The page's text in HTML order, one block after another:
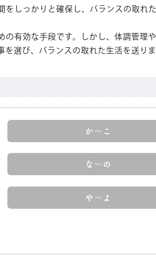
しっかりと確保し、バランスの取れ
有効な手段です。しかし、体調管理
選び、バランスの取れた生活を送りま
か～こ
な～の
や～よ